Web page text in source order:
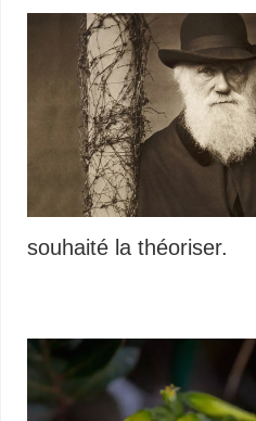
souhaité la théoriser.